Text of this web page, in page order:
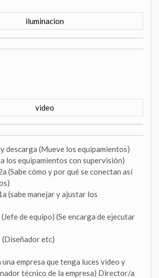
iluminacion
video
descarga (Mueve los equipamientos)
los equipamientos con supervisión)
(Sabe cómo y por qué se conectan así
(sabe manejar y ajustar los
de equipo) (Se encarga de ejecutar
etc)
una empresa que tenga luces video y
técnico de la empresa) Director/a